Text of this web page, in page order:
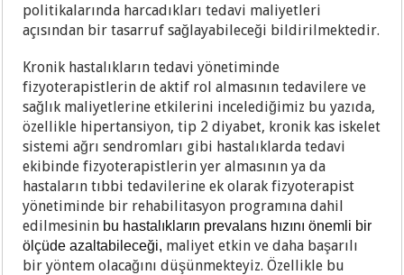
politikalarında harcadıkları tedavi maliyetleri
açısından bir tasarruf sağlayabileceği bildirilmektedir.
Kronik hastalıkların tedavi yönetiminde
fizyoterapistlerin de aktif rol almasının tedavilere ve
sağlık maliyetlerine etkilerini incelediğimiz bu yazıda,
özellikle hipertansiyon, tip 2 diyabet, kronik kas iskelet
sistemi ağrı sendromları gibi hastalıklarda tedavi
ekibinde fizyoterapistlerin yer almasının ya da
hastaların tıbbi tedavilerine ek olarak fizyoterapist
yönetiminde bir rehabilitasyon programına dahil
edilmesinin bu hastalıkların prevalans hızını önemli bir
ölçüde azaltabileceği, maliyet etkin ve daha başarılı
bir yöntem olacağını düşünmekteyiz. Özellikle bu